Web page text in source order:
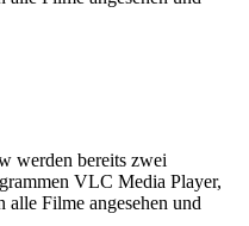
werden bereits zwei
VLC Media Player,
Filme angesehen und